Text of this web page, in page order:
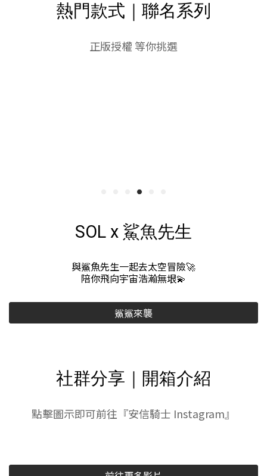
熱門款式｜聯名系列
正版授權 等你挑選
頭文字D聯名
三款人氣角色任你選!
準備好成為車神了嗎?
經典重現
社群分享｜開箱介紹
點擊圖示即可前往『安信騎士 Instagram』